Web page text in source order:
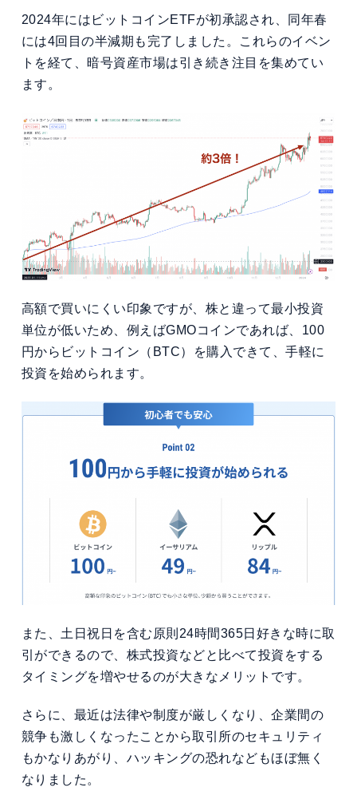
2024年にはビットコインETFが初承認され、同年春
には4回目の半減期も完了しました。これらのイベン
トを経て、暗号資産市場は引き続き注目を集めてい
ます。
高額で買いにくい印象ですが、株と違って最小投資
単位が低いため、例えばGMOコインであれば、100
円からビットコイン（BTC）を購入できて、手軽に
投資を始められます。
また、土日祝日を含む原則24時間365日好きな時に取
引ができるので、株式投資などと比べて投資をする
タイミングを増やせるのが大きなメリットです。
さらに、最近は法律や制度が厳しくなり、企業間の
競争も激しくなったことから取引所のセキュリティ
もかなりあがり、ハッキングの恐れなどもほぼ無く
なりました。